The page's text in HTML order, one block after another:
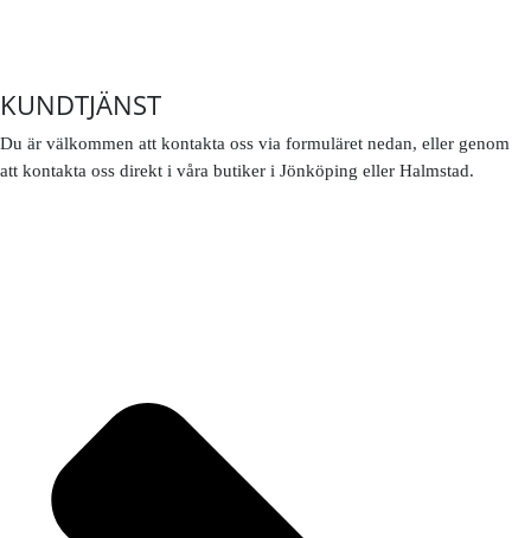
KUNDTJÄNST
Du är välkommen att kontakta oss via formuläret nedan, eller genom
att kontakta oss direkt i våra butiker i Jönköping eller Halmstad.